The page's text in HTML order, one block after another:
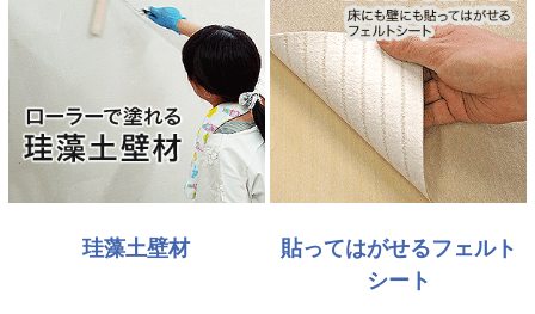
珪藻土壁材
貼ってはがせるフェルト
シート